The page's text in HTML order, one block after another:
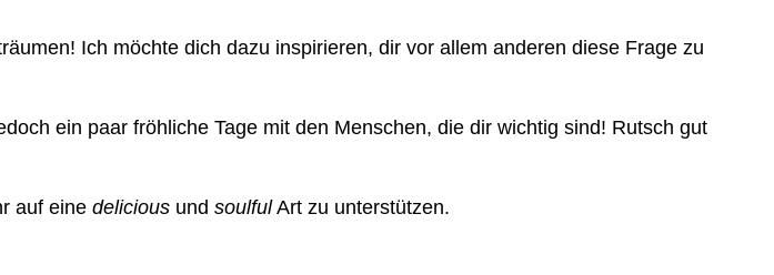
Ich möchte dich dazu inspirieren, dir vor allem anderen diese Frage zu
ein paar fröhliche Tage mit den Menschen, die dir wichtig sind! Rutsch gut
auf eine delicious und soulfulArt zu unterstützen.